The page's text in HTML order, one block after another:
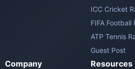
ICC Cricket
FIFA Football
ATP Tennis
Guest Post
Company Resources